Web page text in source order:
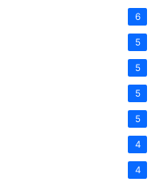
6
5
5
5
5
4
4